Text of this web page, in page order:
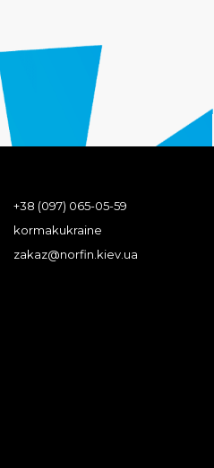
+38 (097) 065-05-59
kormakukraine
zakaz@norfin.kiev.ua